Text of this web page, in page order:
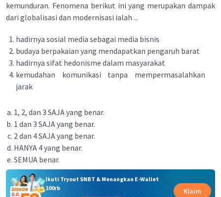
kemunduran. Fenomena berikut ini yang merupakan dampak
dari globalisasi dan modernisasi ialah ...
hadirnya sosial media sebagai media bisnis
budaya berpakaian yang mendapatkan pengaruh barat
hadirnya sifat hedonisme dalam masyarakat
kemudahan komunikasi tanpa mempermasalahkan
jarak
1, 2, dan 3 SAJA yang benar.
1 dan 3 SAJA yang benar.
2 dan 4 SAJA yang benar.
HANYA 4 yang benar.
SEMUA benar.
Ikuti Tryout SNBT & Menangkan E-Wallet
100rb
Klaim